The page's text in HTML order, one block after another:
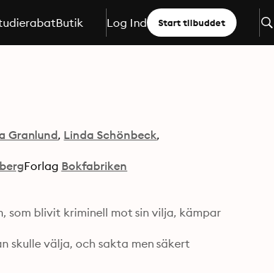
Butik Log Ind Start tilbuddet
Granlund Linda Schönbeck
Forlag Bokfabriken
som blivit kriminell mot sin vilja, kämpar
skulle välja, och sakta men säkert